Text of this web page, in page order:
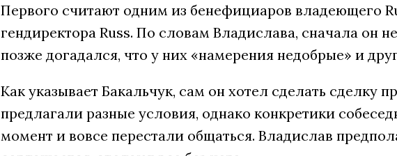
Первого считают одним из бенефициаров владеющего
гендиректора Russ. По словам Владислава, сначала он
позже догадался, что у них «намерения недобрые» и
Как указывает Бакальчук, сам он хотел сделать сделку
предлагали разные условия, однако конкретики
момент и вовсе перестали общаться. Владислав